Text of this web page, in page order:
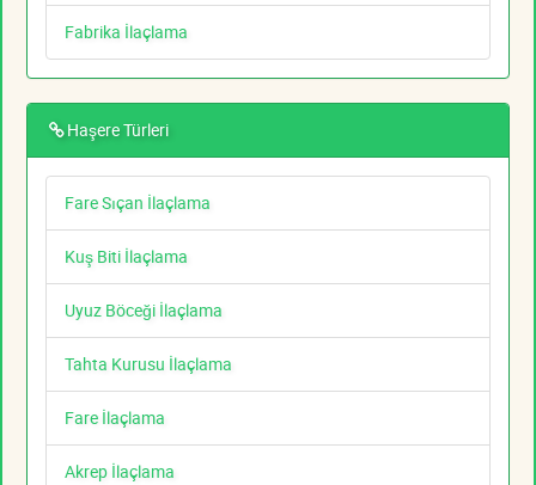
Fabrika İlaçlama
Haşere Türleri
Fare Sıçan İlaçlama
Kuş Biti İlaçlama
Uyuz Böceği İlaçlama
Tahta Kurusu İlaçlama
Fare İlaçlama
Akrep İlaçlama